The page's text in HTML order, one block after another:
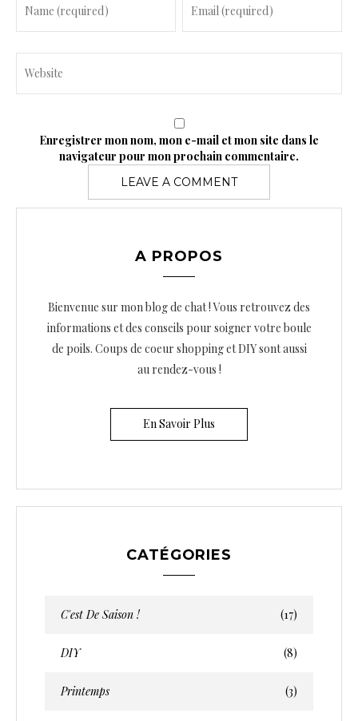
Enregistrer mon nom, mon e-mail et mon site dans le
navigateur pour mon prochain commentaire.
A PROPOS
Bienvenue sur mon blog de chat ! Vous retrouvez des
informations et des conseils pour soigner votre boule
de poils. Coups de coeur shopping et DIY sont aussi
au rendez-vous !
En Savoir Plus
CATÉGORIES
C'est De Saison ! (17)
DIY (8)
Printemps (3)